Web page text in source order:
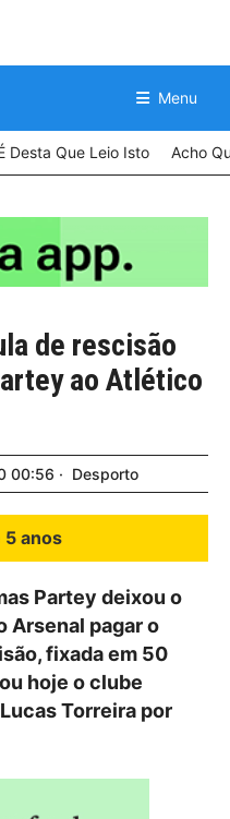
Menu
Desta Que Leio Isto Acho
de rescisão
ao Atlético
00:56 Desporto
5 anos
Partey deixou o
Arsenal pagar o
fixada em 50
hoje o clube
Torreira por